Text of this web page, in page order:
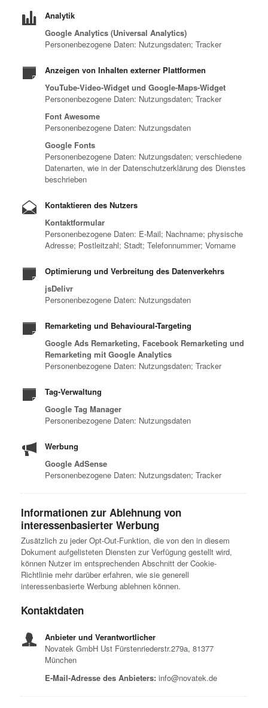
Analytik
Google Analytics (Universal Analytics)
Personenbezogene Daten: Nutzungsdaten; Tracker
Anzeigen von Inhalten externer Plattformen
YouTube-Video-Widget und Google-Maps-Widget
Personenbezogene Daten: Nutzungsdaten; Tracker
Font Awesome
Personenbezogene Daten: Nutzungsdaten
Google Fonts
Personenbezogene Daten: Nutzungsdaten; verschiedene
Datenarten, wie in der Datenschutzerklärung des Dienstes
beschrieben
Kontaktieren des Nutzers
Kontaktformular
Personenbezogene Daten: E-Mail; Nachname; physische
Adresse; Postleitzahl; Stadt; Telefonnummer; Vorname
Optimierung und Verbreitung des Datenverkehrs
jsDelivr
Personenbezogene Daten: Nutzungsdaten
Remarketing und Behavioural-Targeting
Google Ads Remarketing, Facebook Remarketing und
Remarketing mit Google Analytics
Personenbezogene Daten: Nutzungsdaten; Tracker
Tag-Verwaltung
Google Tag Manager
Personenbezogene Daten: Nutzungsdaten
Werbung
Google AdSense
Personenbezogene Daten: Nutzungsdaten; Tracker
Informationen zur Ablehnung von
interessenbasierter Werbung
Zusätzlich zu jeder Opt-Out-Funktion, die von den in diesem
Dokument aufgelisteten Diensten zur Verfügung gestellt wird,
können Nutzer im entsprechenden Abschnitt der Cookie-
Richtlinie mehr darüber erfahren, wie sie generell
interessenbasierte Werbung ablehnen können.
Kontaktdaten
Anbieter und Verantwortlicher
Novatek GmbH Ust Fürstenriederstr.279a, 81377
München
E-Mail-Adresse des Anbieters: info@novatek.de